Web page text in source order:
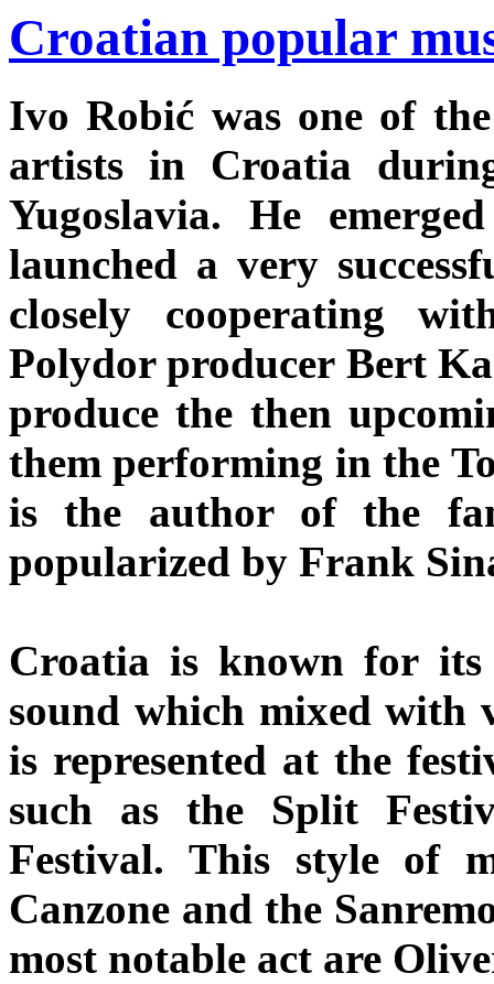
Croatian popular
Ivo Robić was one of
artists in Croatia
Yugoslavia. He
launched a very
closely cooperating
Polydor producer Bert
produce the then
them performing in the
is the author of the
popularized by Frank
Croatia is known for its
sound which mixed with
is represented at the
such as the Split
Festival. This style of
Canzone and the
most notable act are